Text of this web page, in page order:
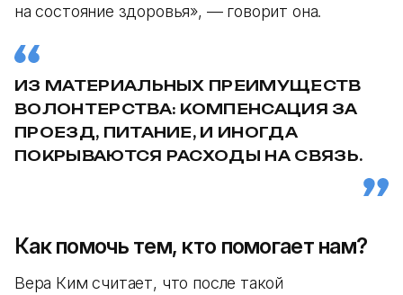
на состояние здоровья», — говорит она.
ИЗ МАТЕРИАЛЬНЫХ ПРЕИМУЩЕСТВ
ВОЛОНТЕРСТВА: КОМПЕНСАЦИЯ ЗА
ПРОЕЗД, ПИТАНИЕ, И ИНОГДА
ПОКРЫВАЮТСЯ РАСХОДЫ НА СВЯЗЬ.
Как помочь тем, кто помогает нам?
Вера Ким считает, что после такой